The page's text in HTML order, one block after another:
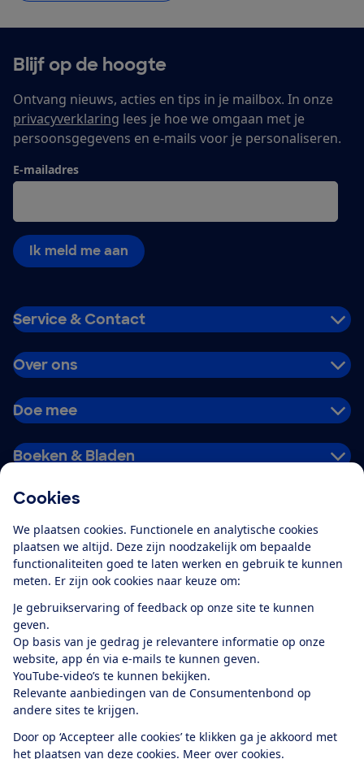
Cookies
We plaatsen cookies. Functionele en analytische cookies
plaatsen we altijd. Deze zijn noodzakelijk om bepaalde
functionaliteiten goed te laten werken en gebruik te kunnen
meten. Er zijn ook cookies naar keuze om:
Je gebruikservaring of feedback op onze site te kunnen
geven.
Op basis van je gedrag je relevantere informatie op onze
website, app én via e-mails te kunnen geven.
YouTube-video’s te kunnen bekijken.
Relevante aanbiedingen van de Consumentenbond op
andere sites te krijgen.
Door op ‘Accepteer alle cookies’ te klikken ga je akkoord met
het plaatsen van deze cookies. Meer over cookies.
Blijf op de hoogte
Ontvang nieuws, acties en tips in je mailbox. In onze
privacyverklaring lees je hoe we omgaan met je
persoonsgegevens en e-mails voor je personaliseren.
E-mailadres
Ik meld me aan
Service & Contact
Over ons
Doe mee
Boeken & Bladen
Alles over de
app
Algemene Voorwaarden
Privacyverklaring
Cookiebeleid
Privacyvoorkeuren
Toegankelijkheid
RSS-feed nieuws
Facebook
TwitterInstagram
YoutubeLinkedIn